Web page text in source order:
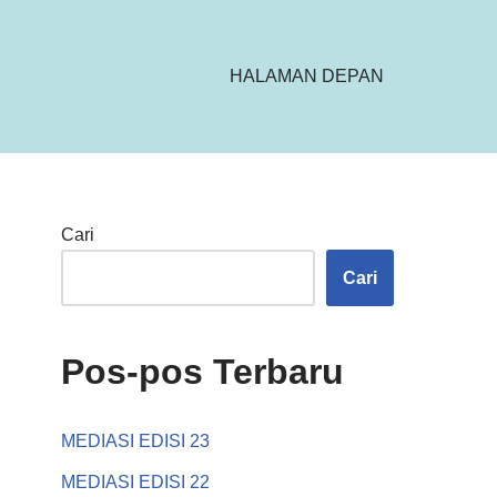
HALAMAN DEPAN
Cari
Cari
Pos-pos Terbaru
MEDIASI EDISI 23
MEDIASI EDISI 22